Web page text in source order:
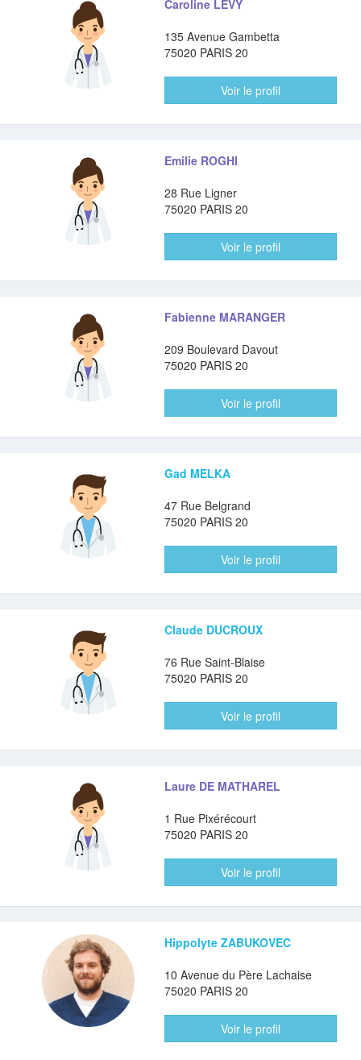
Caroline LEVY
135 Avenue Gambetta
75020 PARIS 20
Voir le profil
Emilie ROGHI
28 Rue Ligner
75020 PARIS 20
Voir le profil
Fabienne MARANGER
209 Boulevard Davout
75020 PARIS 20
Voir le profil
Gad MELKA
47 Rue Belgrand
75020 PARIS 20
Voir le profil
Claude DUCROUX
76 Rue Saint-Blaise
75020 PARIS 20
Voir le profil
Laure DE MATHAREL
1 Rue Pixérécourt
75020 PARIS 20
Voir le profil
Hippolyte ZABUKOVEC
10 Avenue du Père Lachaise
75020 PARIS 20
Voir le profil